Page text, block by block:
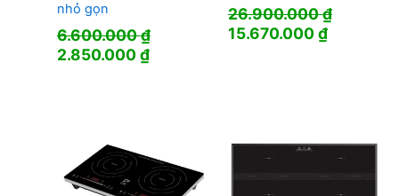
nhỏ gọn
6.600.000₫
Giá
2.850.000₫Giá
26.900.000₫
Giá
15.670.000₫Giá